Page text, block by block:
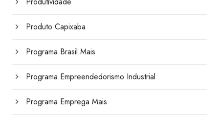
Produto Capixaba
Programa Brasil Mais
Programa Empreendedorismo Industrial
Programa Emprega Mais